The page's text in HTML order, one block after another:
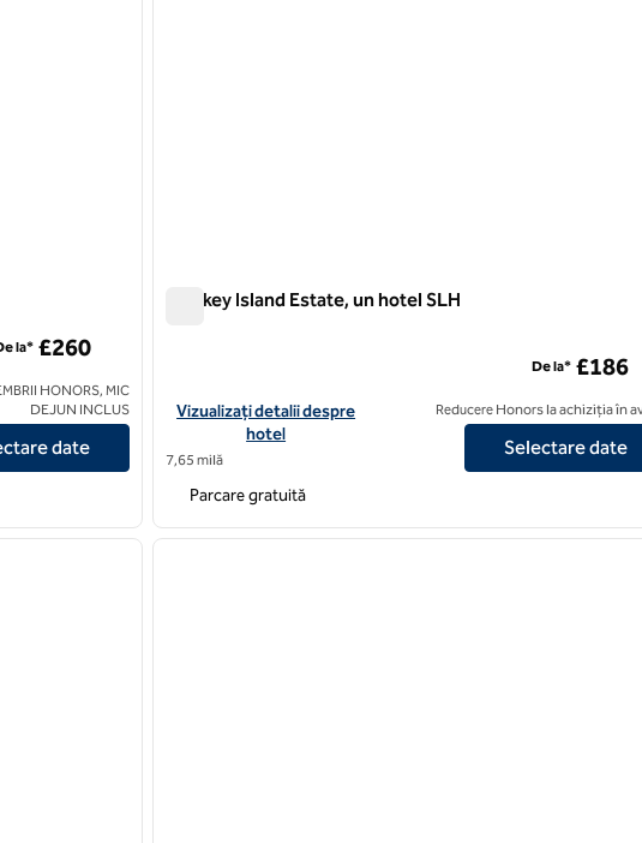
SLH
la* £260
HONORS, MIC
DEJUN INCLUS
date
Monkey Island Estate, un hotel SLH
Vizualizați detaliile hotelului pentru Insula Monkey, un hotel SLH
Vizualizați detalii despre
hotel
7,65 milă
De la* £186
Reducere Honors la achiziția în
Selectare date
Parcare gratuită
imaginea următoare